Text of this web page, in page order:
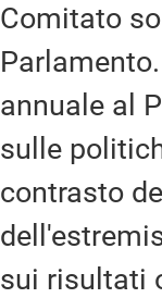
Comitato
annuale al
sulle
contrasto
sui risultati